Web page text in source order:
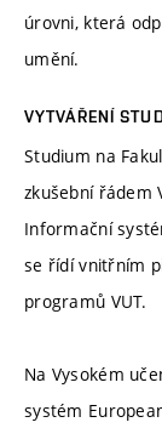
úrovni, která
umění.
VYTVÁŘENÍ
Studium na
zkušební řádem
Informační
se řídí vnitřním
programů VUT.
Na Vysokém
systém